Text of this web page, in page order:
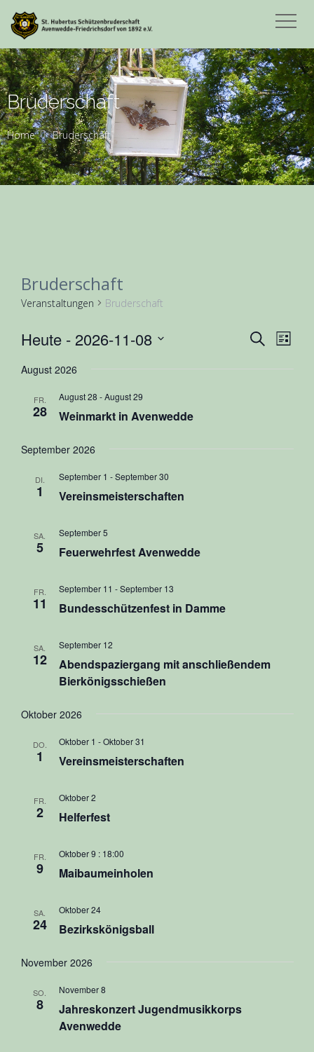
Bruderschaft
Home Bruderschaft
Bruderschaft
Veranstaltungen Bruderschaft
SucheListe
Heute - 2026-11-08
wählen.
August 2026
FR.
28
August 28 -August 29
Weinmarkt in Avenwedde
September 2026
DI.
1
September 1 -September 30
Vereinsmeisterschaften
SA.
5
September 5
Feuerwehrfest Avenwedde
FR.
11
September 11 -September 13
Bundesschützenfest in Damme
SA.
12
September 12
Abendspaziergang mit anschließendem
Bierkönigsschießen
Oktober 2026
DO.
1
Oktober 1 -Oktober 31
Vereinsmeisterschaften
FR.
2
Oktober 2
Helferfest
FR.
9
Oktober 9 : 18:00
Maibaumeinholen
SA.
24
Oktober 24
Bezirkskönigsball
November 2026
SO.
8
November 8
Jahreskonzert Jugendmusikkorps
Avenwedde